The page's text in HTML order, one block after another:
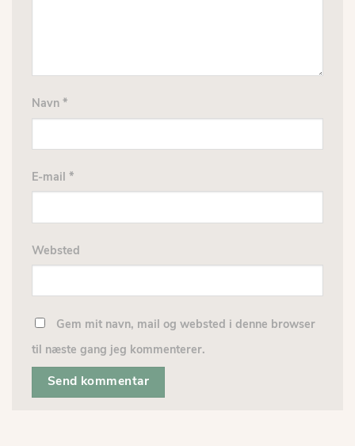
Navn *
E-mail *
Websted
Gem mit navn, mail og websted i denne browser
til næste gang jeg kommenterer.